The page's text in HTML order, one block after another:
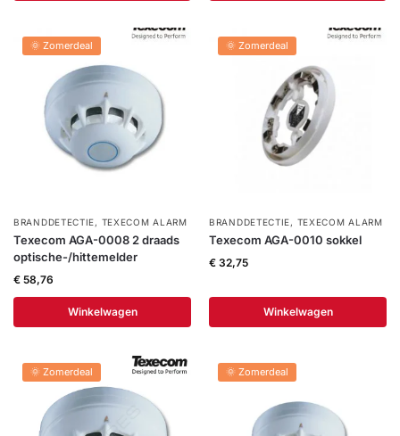
🌞 Zomerdeal
BRANDDETECTIE, TEXECOM ALARM
Texecom AGA-0008 2 draads
optische-/hittemelder
€ 58,76
Winkelwagen
🌞 Zomerdeal
BRANDDETECTIE, TEXECOM ALARM
Texecom AGA-0010 sokkel
€ 32,75
Winkelwagen
🌞 Zomerdeal 🌞 Zomerdeal